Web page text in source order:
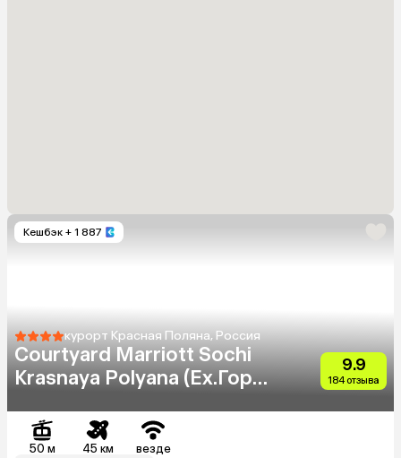
Кешбэк + 1 887
курорт Красная Поляна, Россия
Courtyard Marriott Sochi
Krasnaya Polyana (Ex.Горки
9.9
184 отзыва
50 м 45 км везде